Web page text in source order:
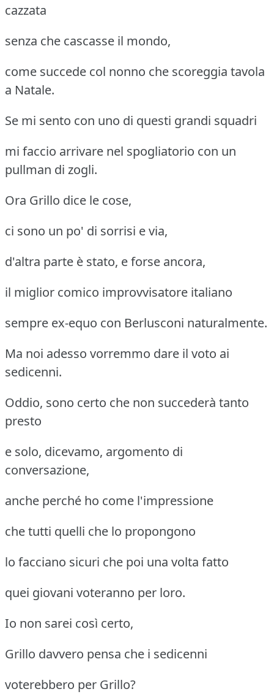
cazzata
senza che cascasse il mondo,
come succede col nonno che scoreggia tavola
a Natale.
Se mi sento con uno di questi grandi squadri
mi faccio arrivare nel spogliatorio con un
pullman di zogli.
Ora Grillo dice le cose,
ci sono un po' di sorrisi e via,
d'altra parte è stato, e forse ancora,
il miglior comico improvvisatore italiano
sempre ex-equo con Berlusconi naturalmente.
Ma noi adesso vorremmo dare il voto ai
sedicenni.
Oddio, sono certo che non succederà tanto
presto
e solo, dicevamo, argomento di
conversazione,
anche perché ho come l'impressione
che tutti quelli che lo propongono
lo facciano sicuri che poi una volta fatto
quei giovani voteranno per loro.
Io non sarei così certo,
Grillo davvero pensa che i sedicenni
voterebbero per Grillo?